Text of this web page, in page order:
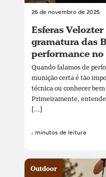
26 de novembro de 2025
Esferas
gramatura das
performance
Quando falamos de
munição certa é tão
técnica ou conhecer
Primeiramente,
[...]
4 minutos de leitura
Outdoor